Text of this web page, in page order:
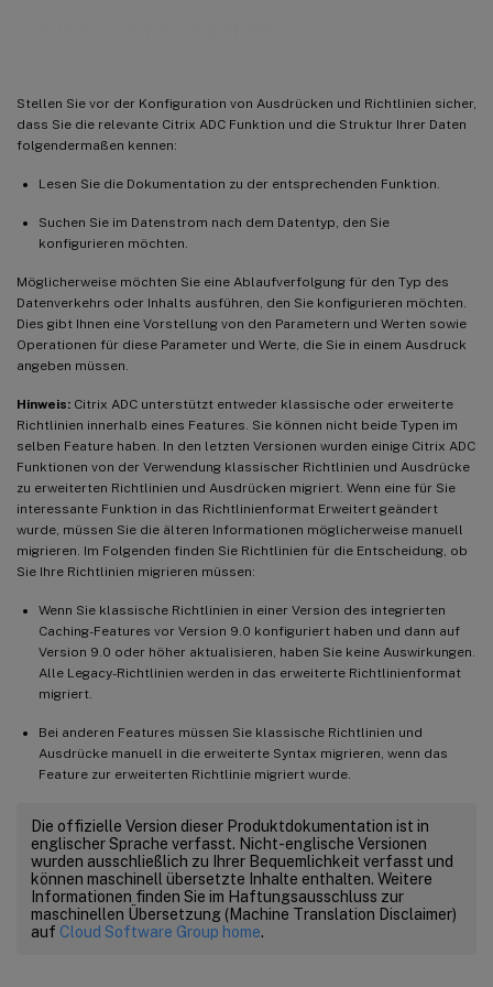
Stellen Sie vor der Konfiguration von Ausdrücken und Richtlinien sicher,
dass Sie die relevante Citrix ADC Funktion und die Struktur Ihrer Daten
folgendermaßen kennen:
Lesen Sie die Dokumentation zu der entsprechenden Funktion.
Suchen Sie im Datenstrom nach dem Datentyp, den Sie
konfigurieren möchten.
Möglicherweise möchten Sie eine Ablaufverfolgung für den Typ des
Datenverkehrs oder Inhalts ausführen, den Sie konfigurieren möchten.
Dies gibt Ihnen eine Vorstellung von den Parametern und Werten sowie
Operationen für diese Parameter und Werte, die Sie in einem Ausdruck
angeben müssen.
Hinweis: Citrix ADC unterstützt entweder klassische oder erweiterte
Richtlinien innerhalb eines Features. Sie können nicht beide Typen im
selben Feature haben. In den letzten Versionen wurden einige Citrix ADC
Funktionen von der Verwendung klassischer Richtlinien und Ausdrücke
zu erweiterten Richtlinien und Ausdrücken migriert. Wenn eine für Sie
interessante Funktion in das Richtlinienformat Erweitert geändert
wurde, müssen Sie die älteren Informationen möglicherweise manuell
migrieren. Im Folgenden finden Sie Richtlinien für die Entscheidung, ob
Sie Ihre Richtlinien migrieren müssen:
Wenn Sie klassische Richtlinien in einer Version des integrierten
Caching-Features vor Version 9.0 konfiguriert haben und dann auf
Version 9.0 oder höher aktualisieren, haben Sie keine Auswirkungen.
Alle Legacy-Richtlinien werden in das erweiterte Richtlinienformat
migriert.
Bei anderen Features müssen Sie klassische Richtlinien und
Ausdrücke manuell in die erweiterte Syntax migrieren, wenn das
Feature zur erweiterten Richtlinie migriert wurde.
Die offizielle Version dieser Produktdokumentation ist in
englischer Sprache verfasst. Nicht-englische Versionen
wurden ausschließlich zu Ihrer Bequemlichkeit verfasst und
können maschinell übersetzte Inhalte enthalten. Weitere
Informationen finden Sie im Haftungsausschluss zur
maschinellen Übersetzung (Machine Translation Disclaimer)
auf Cloud Software Group home.